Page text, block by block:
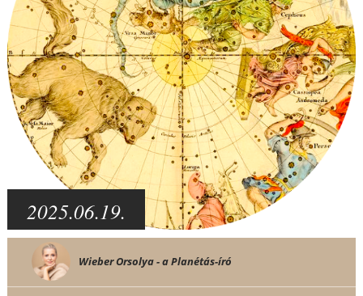
2025.06.19.
Wieber Orsolya - a Planétás-író